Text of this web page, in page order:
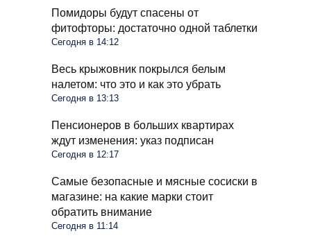
Помидоры будут спасены от
фитофторы: достаточно одной таблетки
Сегодня в 14:12
Весь крыжовник покрылся белым
налетом: что это и как это убрать
Сегодня в 13:13
Пенсионеров в больших квартирах
ждут изменения: указ подписан
Сегодня в 12:17
Самые безопасные и мясные сосиски в
магазине: на какие марки стоит
обратить внимание
Сегодня в 11:14